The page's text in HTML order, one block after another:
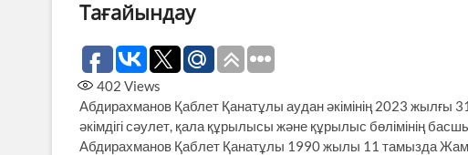
Тағайындау
402 Views
Абдирахманов Қаблет Қанатұлы аудан әкімінің 2023 жылғы
әкімдігі сәулет, қала құрылысы және құрылыс бөлімінің
Абдирахманов Қаб­лет Қанатұлы ​1990 жылы 11 тамызда